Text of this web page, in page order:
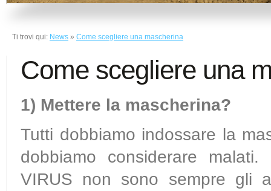
Ti trovi qui: News » Come scegliere una mascherina
Come scegliere una
1) Mettere la mascherina?
Tutti dobbiamo indossare la
dobbiamo considerare
VIRUS non sono sempre gli